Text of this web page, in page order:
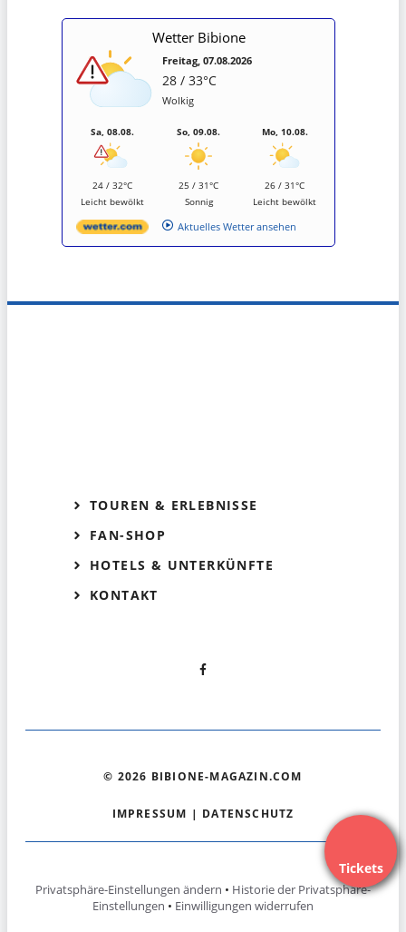
Wetter Bibione
Freitag, 07.08.2026
28 / 33°C
Wolkig
Sa, 08.08.
24 / 32°C
Leicht bewölkt
So, 09.08.
25 / 31°C
Sonnig
Mo, 10.08.
26 / 31°C
Leicht bewölkt
Aktuelles Wetter ansehen
Tickets
TOUREN & ERLEBNISSE
FAN-SHOP
HOTELS & UNTERKÜNFTE
KONTAKT
© 2026 BIBIONE-MAGAZIN.COM
IMPRESSUM | DATENSCHUTZ
Privatsphäre-Einstellungen ändern • Historie der Privatsphäre-
Einstellungen • Einwilligungen widerrufen